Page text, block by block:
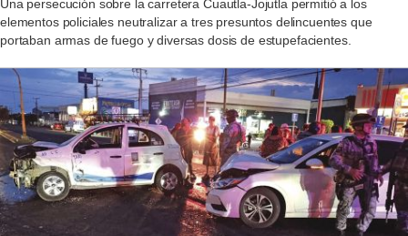
Una persecución sobre la carretera Cuautla-Jojutla permitió a los
elementos policiales neutralizar a tres presuntos delincuentes que
portaban armas de fuego y diversas dosis de estupefacientes.